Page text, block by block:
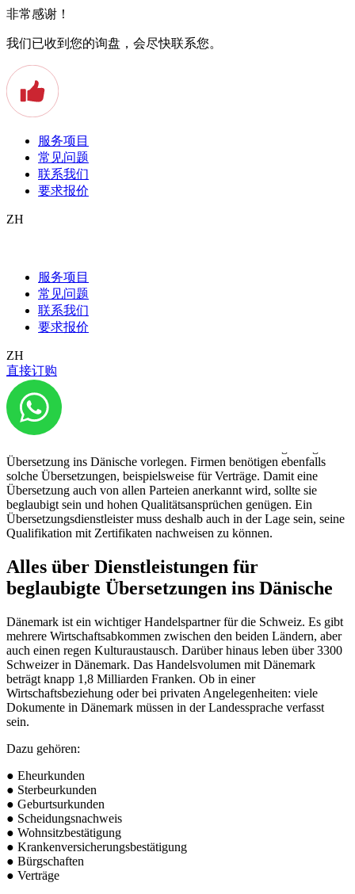
非常感谢！
我们已收到您的询盘，会尽快联系您。
服务项目
常见问题
联系我们
要求报价
ZH
服务项目
常见问题
联系我们
要求报价
ZH
直接订购
Übersetzungsdienstleistungen
Eine beglaubigte Übersetzung ins Dänische ist bei Verträgen
und anderen offiziellen Dokumenten oft notwendig.
Übersetzungsdienstleister verwenden dafür modernste
Technologie, erfahrene Mitarbeiter und zertifizierte Prozesse.
Innerhalb Europas gibt es viele Sprachbarrieren. Auch wenn die
Grenzen gefallen sind, haben die meisten Länder noch ihre eigenen
Amtssprachen. Bürger aus der Schweiz müssen deshalb beim
Übersetzung ins Dänische vorlegen. Firmen benötigen ebenfalls
solche Übersetzungen, beispielsweise für Verträge. Damit eine
Übersetzung auch von allen Parteien anerkannt wird, sollte sie
beglaubigt sein und hohen Qualitätsansprüchen genügen. Ein
Übersetzungsdienstleister muss deshalb auch in der Lage sein, seine
Qualifikation mit Zertifikaten nachweisen zu können.
Alles über Dienstleistungen für
beglaubigte Übersetzungen ins Dänische
Dänemark ist ein wichtiger Handelspartner für die Schweiz. Es gibt
mehrere Wirtschaftsabkommen zwischen den beiden Ländern, aber
auch einen regen Kulturaustausch. Darüber hinaus leben über 3300
Schweizer in Dänemark. Das Handelsvolumen mit Dänemark
beträgt knapp 1,8 Milliarden Franken. Ob in einer
Wirtschaftsbeziehung oder bei privaten Angelegenheiten: viele
Dokumente in Dänemark müssen in der Landessprache verfasst
sein.
Dazu gehören:
● Eheurkunden
● Sterbeurkunden
● Geburtsurkunden
● Scheidungsnachweis
● Wohnsitzbestätigung
● Krankenversicherungsbestätigung
● Bürgschaften
● Verträge